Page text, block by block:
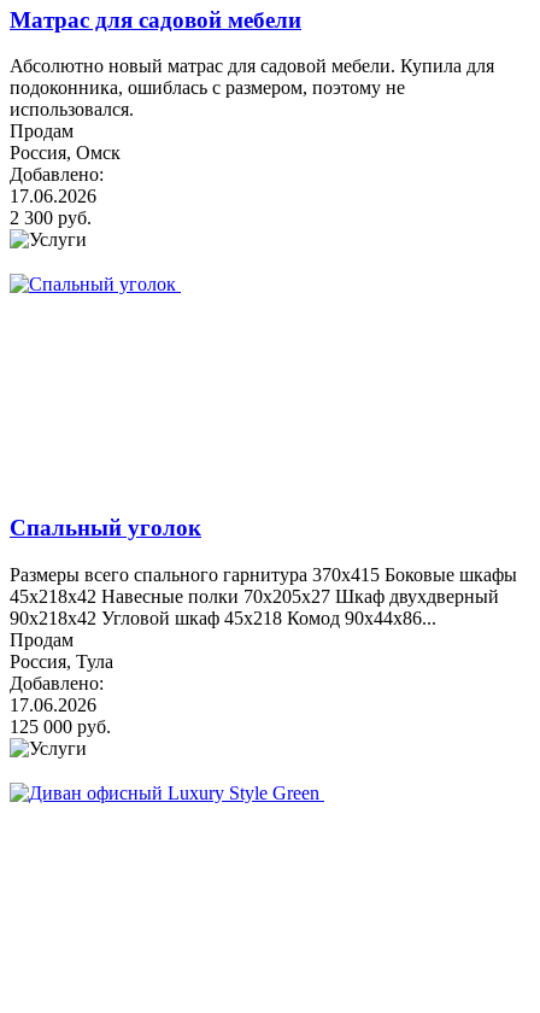
Матрас для садовой мебели
Абсолютно новый матрас для садовой мебели. Купила для
подоконника, ошиблась с размером, поэтому не
использовался.
Продам
Россия, Омск
Добавлено:
17.06.2026
2 300 руб.
Спальный уголок
Размеры всего спального гарнитура 370х415 Боковые шкафы
45х218х42 Навесные полки 70х205х27 Шкаф двухдверный
90х218х42 Угловой шкаф 45х218 Комод 90х44х86...
Продам
Россия, Тула
Добавлено:
17.06.2026
125 000 руб.